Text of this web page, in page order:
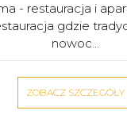
- restauracja i
gdzie
nowoc...
ZOBACZ SZCZEGÓŁY